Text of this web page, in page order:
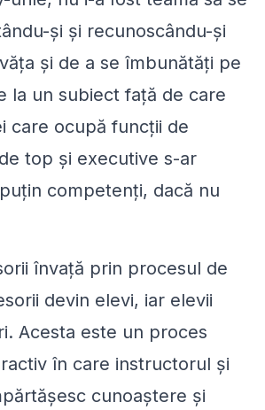
și și recunoscându-și
și de a se îmbunătăți pe
la un subiect față de care
care ocupă funcții de
top și executive s-ar
competenți, dacă nu
învață prin procesul de
devin elevi, iar elevii
Acesta este un proces
în care instructorul și
cunoaștere și